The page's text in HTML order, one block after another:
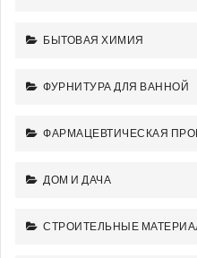
БЫТОВАЯ ХИМИЯ
ФУРНИТУРА ДЛЯ ВАННОЙ
ФАРМАЦЕВТИЧЕСКАЯ
ДОМ И ДАЧА
СТРОИТЕЛЬНЫЕ